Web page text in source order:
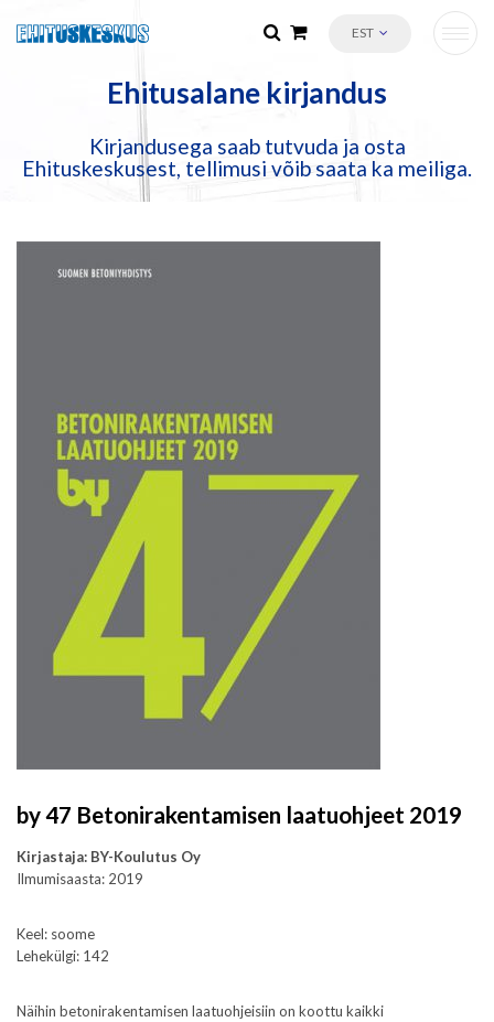
EST
Ehitusalane kirjandus
Kirjandusega saab tutvuda ja osta
Ehituskeskusest, tellimusi võib saata ka meiliga.
by 47 Betonirakentamisen laatuohjeet 2019
Kirjastaja: BY-Koulutus Oy
Ilmumisaasta: 2019
Keel: soome
Lehekülgi: 142
Näihin betonirakentamisen laatuohjeisiin on koottu kaikki